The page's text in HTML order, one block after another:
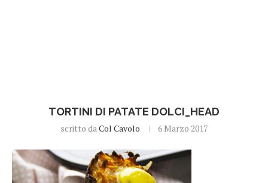
TORTINI DI PATATE DOLCI_HEAD
scritto daCol Cavolo 6 Marzo 2017